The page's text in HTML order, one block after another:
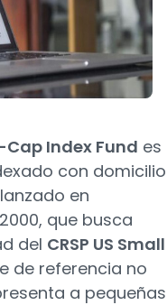
Index Fund es
con domicilio
en
que busca
del CRSP US Small
de referencia no
a pequeñas